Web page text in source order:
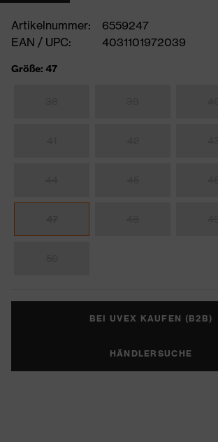
Artikelnummer:
6559247
EAN / UPC:
4031101972039
Größe: 47
BEI UVEX KAUFEN (B2B)
HÄNDLERSUCHE